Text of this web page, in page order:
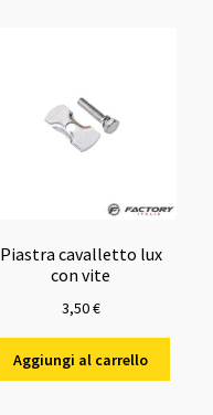
Piastra cavalletto lux
con vite
3,50€
Aggiungi al carrello